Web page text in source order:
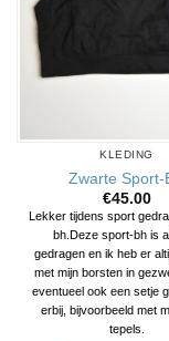
KLEDING
Zwarte Sport-
€45.00
Lekker tijdens sport
bh.Deze sport-bh is
gedragen en ik heb er
met mijn borsten in
eventueel ook een setje
erbij, bijvoorbeeld met
tepels.